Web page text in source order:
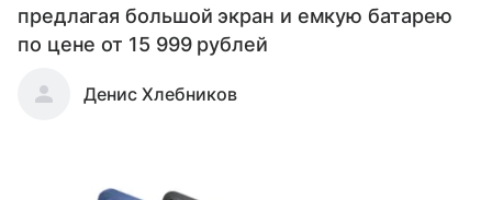
предлагая большой экран и емкую батарею
по цене от 15 999 рублей
Денис Хлебников